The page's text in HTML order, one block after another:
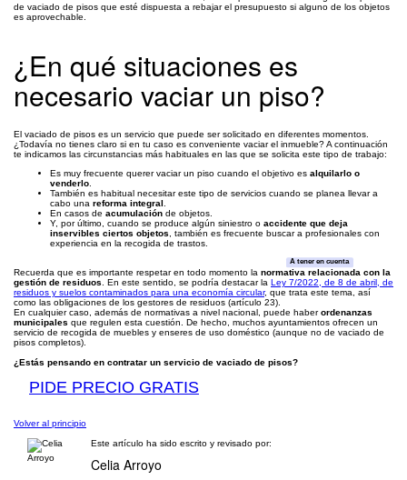
de vaciado de pisos que esté dispuesta a rebajar el presupuesto si alguno de los objetos
es aprovechable.
¿En qué situaciones es
necesario vaciar un piso?
El vaciado de pisos es un servicio que puede ser solicitado en diferentes momentos.
¿Todavía no tienes claro si en tu caso es conveniente vaciar el inmueble? A continuación
te indicamos las circunstancias más habituales en las que se solicita este tipo de trabajo:
Es muy frecuente querer vaciar un piso cuando el objetivo es alquilarlo o
venderlo.
También es habitual necesitar este tipo de servicios cuando se planea llevar a
cabo una reforma integral.
En casos de acumulación de objetos.
Y, por último, cuando se produce algún siniestro o accidente que deja
inservibles ciertos objetos, también es frecuente buscar a profesionales con
experiencia en la recogida de trastos.
A tener en cuenta
Recuerda que es importante respetar en todo momento la normativa relacionada con la
gestión de residuos. En este sentido, se podría destacar la Ley 7/2022, de 8 de abril, de
residuos y suelos contaminados para una economía circular, que trata este tema, así
como las obligaciones de los gestores de residuos (artículo 23).
En cualquier caso, además de normativas a nivel nacional, puede haberordenanzas
municipales que regulen esta cuestión. De hecho, muchos ayuntamientos ofrecen un
servicio de recogida de muebles y enseres de uso doméstico (aunque no de vaciado de
pisos completos).
¿Estás pensando en contratar un servicio de vaciado de pisos?
PIDE PRECIO GRATIS
Volver al principio
Este artículo ha sido escrito y revisado por:
Celia Arroyo